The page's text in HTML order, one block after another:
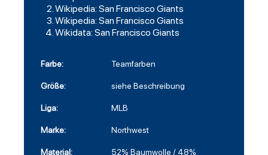
Wikipedia: San Francisco Giants
Wikipedia: San Francisco Giants
Wikidata: San Francisco Giants
Farbe: Teamfarben
Größe: siehe Beschreibung
Liga: MLB
Marke: Northwest
Material:
52% Baumwolle / 48%